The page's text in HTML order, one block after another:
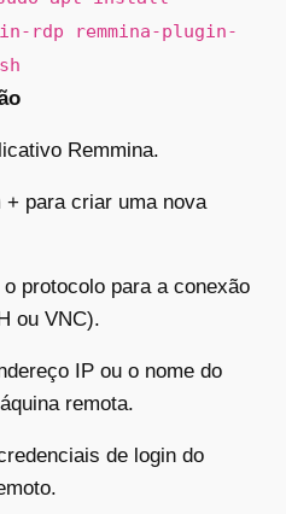
rdp remmina-plugin-
Remmina.
+ para criar uma nova
o protocolo para a conexão
ou VNC).
IP ou o nome do
remota.
de login do